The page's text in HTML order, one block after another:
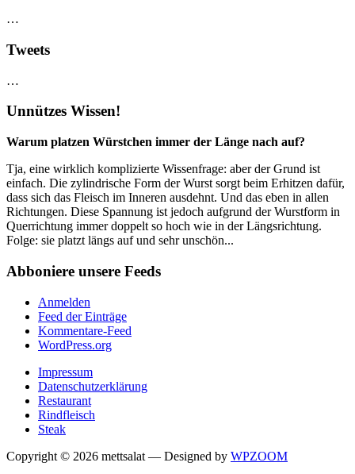
…
Tweets
…
Unnützes Wissen!
Warum platzen Würstchen immer der Länge nach auf?
Tja, eine wirklich komplizierte Wissenfrage: aber der Grund ist
einfach. Die zylindrische Form der Wurst sorgt beim Erhitzen dafür,
dass sich das Fleisch im Inneren ausdehnt. Und das eben in allen
Richtungen. Diese Spannung ist jedoch aufgrund der Wurstform in
Querrichtung immer doppelt so hoch wie in der Längsrichtung.
Folge: sie platzt längs auf und sehr unschön...
Abboniere unsere Feeds
Anmelden
Feed der Einträge
Kommentare-Feed
WordPress.org
Impressum
Datenschutzerklärung
Restaurant
Rindfleisch
Steak
Copyright © 2026 mettsalat — Designed by WPZOOM